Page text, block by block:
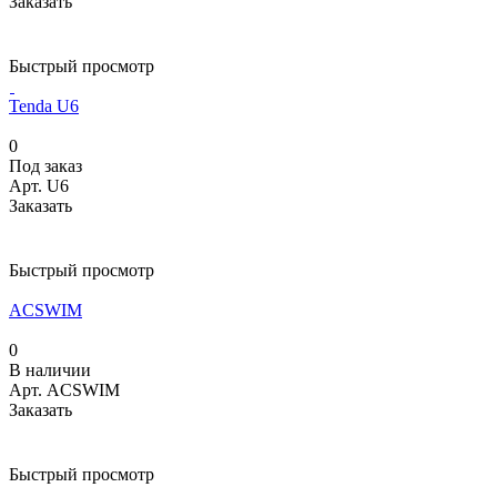
Быстрый просмотр
Tenda U6
0
Под заказ
Арт. U6
Заказать
Быстрый просмотр
ACSWIM
0
В наличии
Арт. ACSWIM
Заказать
Быстрый просмотр